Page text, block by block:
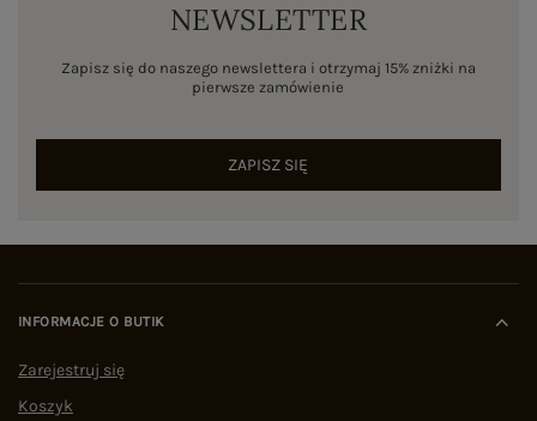
NEWSLETTER
Zapisz się do naszego newslettera i otrzymaj 15% zniżki na
pierwsze zamówienie
ZAPISZ SIĘ
INFORMACJE O BUTIK
Zarejestruj się
Koszyk